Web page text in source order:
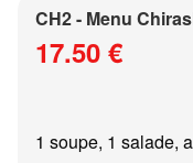
CH2 - Menu
17.50 €
1 soupe, 1 salade,